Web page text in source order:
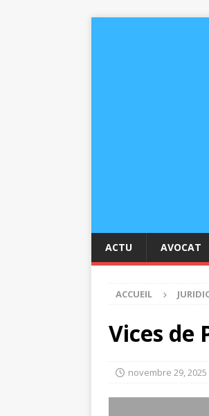
ACTU AVOCAT
ACCUEIL
Vices de
novembre 29, 2025